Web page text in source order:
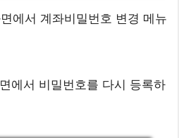
에서 계좌비밀번호 변경 메뉴
에서 비밀번호를 다시 등록하